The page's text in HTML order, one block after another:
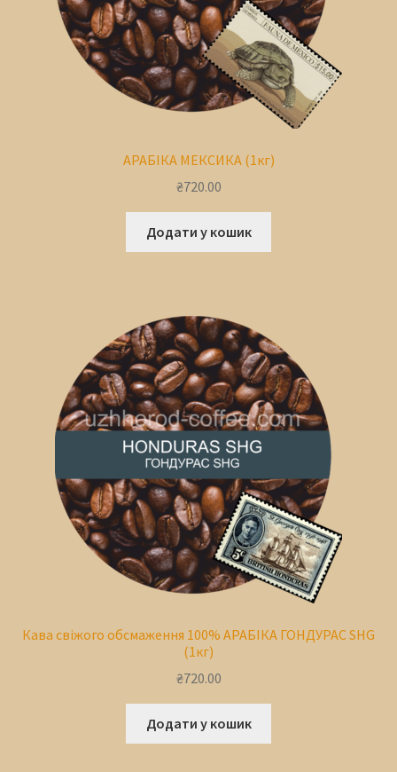
АРАБІКА МЕКСИКА (1кг)
₴720.00
Додати у кошик
Кава свіжого обсмаження 100% АРАБІКА ГОНДУРАС SHG
(1кг)
₴720.00
Додати у кошик